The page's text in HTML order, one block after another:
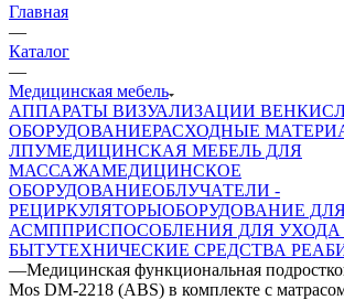
Главная
—
Каталог
—
Медицинская мебель
АППАРАТЫ ВИЗУАЛИЗАЦИИ ВЕН
ОБОРУДОВАНИЕРАСХОДНЫЕ
ЛПУМЕДИЦИНСКАЯ МЕБЕЛЬ ДЛЯ
МАССАЖАМЕДИЦИНСКОЕ
ОБОРУДОВАНИЕОБЛУЧАТЕЛИ -
РЕЦИРКУЛЯТОРЫОБОРУДОВАНИЕ
АСМППРИСПОСОБЛЕНИЯ ДЛЯ
БЫТУТЕХНИЧЕСКИЕ СРЕДСТВА
—Медицинская функциональная
Mos DM-2218 (ABS) в комплекте с